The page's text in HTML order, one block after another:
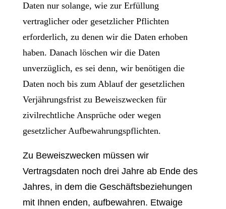
Daten nur solange, wie zur Erfüllung
vertraglicher oder gesetzlicher Pflichten
erforderlich, zu denen wir die Daten erhoben
haben. Danach löschen wir die Daten
unverzüglich, es sei denn, wir benötigen die
Daten noch bis zum Ablauf der gesetzlichen
Verjährungsfrist zu Beweiszwecken für
zivilrechtliche Ansprüche oder wegen
gesetzlicher Aufbewahrungspflichten.
Zu Beweiszwecken müssen wir
Vertragsdaten noch drei Jahre ab Ende des
Jahres, in dem die Geschäftsbeziehungen
mit Ihnen enden, aufbewahren. Etwaige